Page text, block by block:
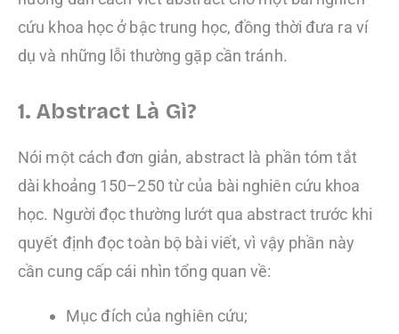
cứu khoa học ở bậc trung học, đồng thời đưa ra ví
dụ và những lỗi thường gặp cần tránh.
1. Abstract Là Gì?
Nói một cách đơn giản, abstract là phần tóm tắt
dài khoảng 150–250 từ của bài nghiên cứu khoa
học. Người đọc thường lướt qua abstract trước khi
quyết định đọc toàn bộ bài viết, vì vậy phần này
cần cung cấp cái nhìn tổng quan về:
Mục đích của nghiên cứu;